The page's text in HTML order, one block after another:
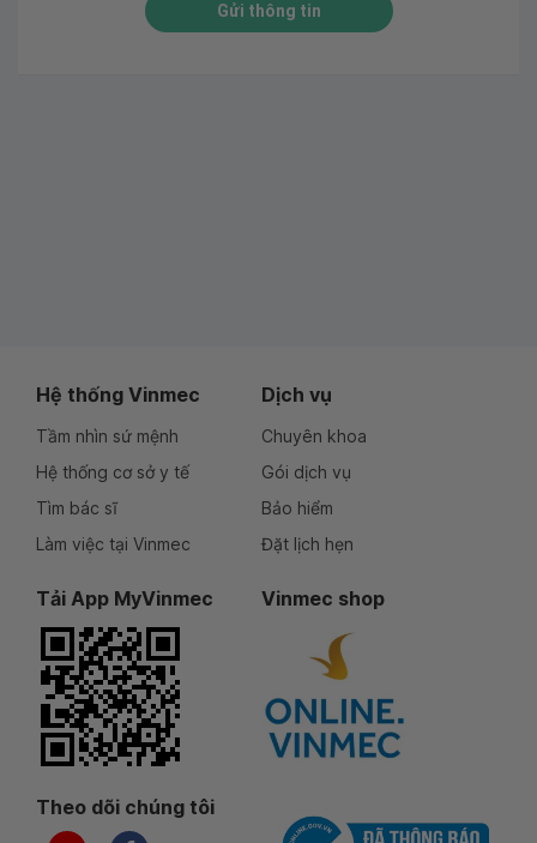
Gửi thông tin
Hệ thống Vinmec
Tầm nhìn sứ mệnh
Hệ thống cơ sở y tế
Tìm bác sĩ
Làm việc tại Vinmec
Dịch vụ
Chuyên khoa
Gói dịch vụ
Bảo hiểm
Đặt lịch hẹn
Tải App MyVinmec Vinmec shop
Theo dõi chúng tôi